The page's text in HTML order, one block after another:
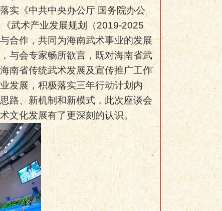
实《中共中央办公厅 国务院办公
武术产业发展规划（2019-2025
合作，共同为海南武术事业的发展
与会专家畅所欲言，既对海南省武
南省传统武术发展及宣传推广工作
发展，积极落实三年行动计划内
路、新机制和新模式，此次座谈会
文化发展有了更深刻的认识。